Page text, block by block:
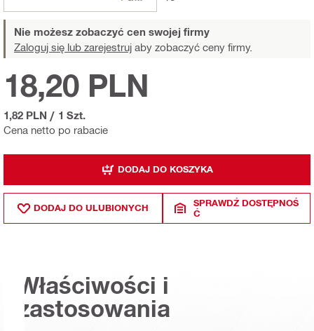
Nie możesz zobaczyć cen swojej firmy
Zaloguj się lub zarejestruj aby zobaczyć ceny firmy.
Cena netto po rabacie
18,20 PLN
1,82 PLN / 1 Szt.
DODAJ DO KOSZYKA
DODAJ DO ULUBIONYCH
SPRAWDŹ DOSTĘPNOŚ
Ć
Właściwości i
zastosowania